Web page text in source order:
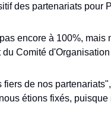
des partenariats pour
encore à 100%,
Comité
fiers de nos
étions fixés,